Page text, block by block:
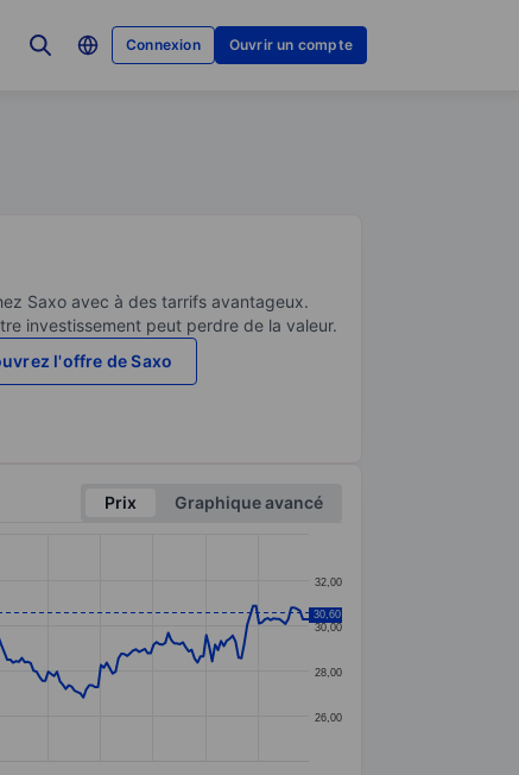
Connexion Ouvrir un compte
Saxo avec à des tarrifs avantageux.
investissement peut perdre de la valeur.
l'offre de Saxo
Prix
Graphique avancé
26,00
28,00
30,00
32,00
30,60